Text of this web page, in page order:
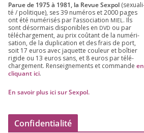
Parue de 1975à 1981, la Revue Sex­pol
té /​ poli­tique), ses39 numé­ros et2000 pages
ont été numé­ri­sés par l’as­so­cia­tion MIEL. Ils
sont désor­mais dis­po­nibles en DVD ou par
télé­char­ge­ment, au prix coû­tant de la numé­ri­
sa­tion, de la dupli­ca­tion et des frais de port,
soit 17 euros avec jaquette cou­leur et boî­tier
rigide ou 13 euros sans, et 8 euros par télé­
char­ge­ment. Ren­sei­gne­ments et com­mande en
cli­quant ici.
En savoir plus ici sur Sexpol.
Confidentialité